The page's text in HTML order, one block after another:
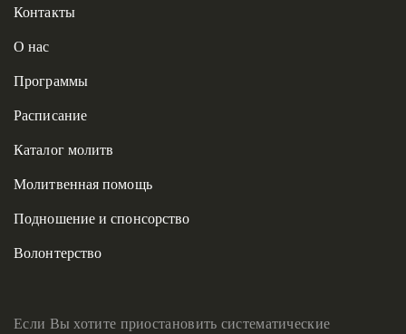
Контакты
О нас
Программы
Расписание
Каталог молитв
Молитвенная помощь
Подношение и спонсорство
Волонтерство
Если Вы хотите приостановить систематические